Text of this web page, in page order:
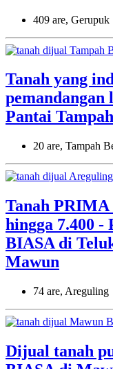
409 are, Gerupuk
Tanah yang
pemandangan
Pantai Tampah
20 are, Tampah
Tanah PRIMA
hingga 7.400 -
BIASA di
Mawun
74 are, Areguling
Dijual tanah